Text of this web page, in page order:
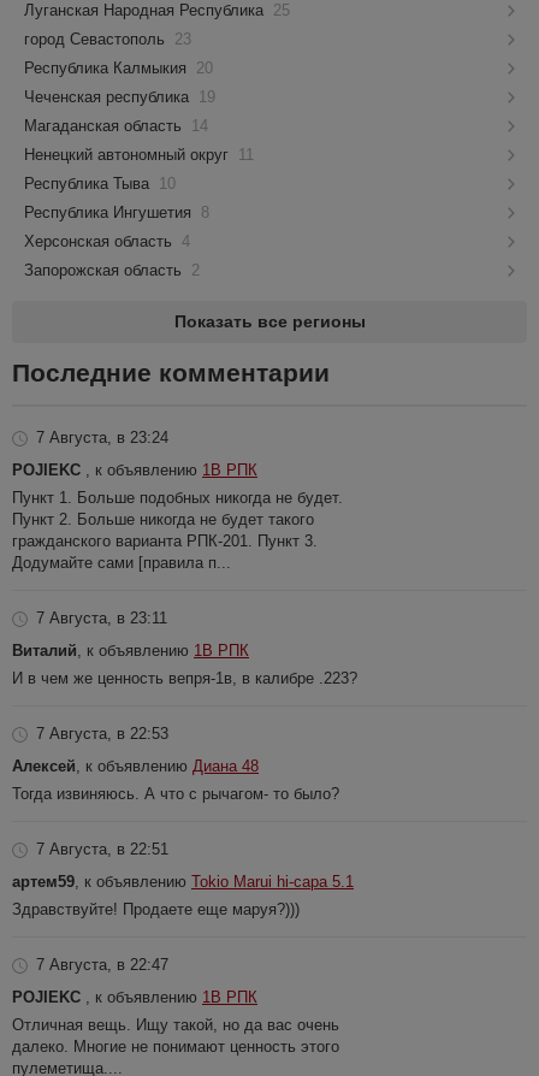
Луганская Народная Республика 25
город Севастополь
23
Республика Калмыкия
20
Чеченская республика 19
Магаданская область
14
Ненецкий автономный округ 11
Республика Тыва 10
Республика Ингушетия
8
Херсонская область 4
Запорожская область
2
Показать все регионы
Последние комментарии
7 Августа, в 23:24
POJIEKC
, к объявлению 1В РПК
Пункт 1. Больше подобных никогда не будет.
Пункт 2. Больше никогда не будет такого
гражданского варианта РПК-201. Пункт 3.
Додумайте сами [правила п...
7 Августа, в 23:11
Виталий , к объявлению 1В РПК
И в чем же ценность вепря-1в, в калибре .223?
7 Августа, в 22:53
Алексей , к объявлению Диана 48
Тогда извиняюсь. А что с рычагом- то было?
7 Августа, в 22:51
артем59 , к объявлению Tokio Marui hi-capa 5.1
Здравствуйте! Продаете еще маруя?)))
7 Августа, в 22:47
POJIEKC
, к объявлению 1В РПК
Отличная вещь. Ищу такой, но да вас очень
далеко. Многие не понимают ценность этого
пулеметища....